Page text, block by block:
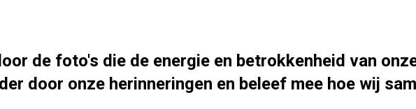
de foto's die de energie en betrokkenheid van
door onze herinneringen en beleef mee hoe wij